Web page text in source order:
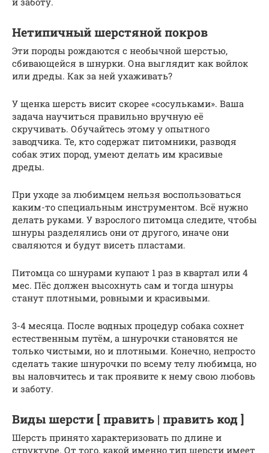
Нетипичный шерстяной покров
Эти породы рождаются с необычной шерстью,
сбивающейся в шнурки. Она выглядит как войлок
или дреды. Как за ней ухаживать?
У щенка шерсть висит скорее «сосульками». Ваша
задача научиться правильно вручную её
скручивать. Обучайтесь этому у опытного
заводчика. Те, кто содержат питомники, разводя
собак этих пород, умеют делать им красивые
дреды.
При уходе за любимцем нельзя воспользоваться
каким-то специальным инструментом. Всё нужно
делать руками. У взрослого питомца следите, чтобы
шнуры разделялись они от другого, иначе они
сваляются и будут висеть пластами.
Питомца со шнурами купают 1 раз в квартал или 4
мес. Пёс должен высохнуть сам и тогда шнуры
станут плотными, ровными и красивыми.
3-4 месяца. После водных процедур собака сохнет
естественным путём, а шнурочки становятся не
только чистыми, но и плотными. Конечно, непросто
сделать такие шнурочки по всему телу любимца, но
вы наловчитесь и так проявите к нему свою любовь
и заботу.
Виды шерсти [ править | править код ]
Шерсть принято характеризовать по длине и
структуре. От того, какой именно тип шерсти имеет